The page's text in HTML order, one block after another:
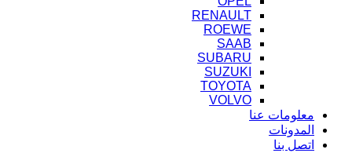
RENAULT
ROEWE
SAAB
SUBARU
SUZUKI
TOYOTA
VOLVO
معلومات عنا
المدونات
اتصل بنا